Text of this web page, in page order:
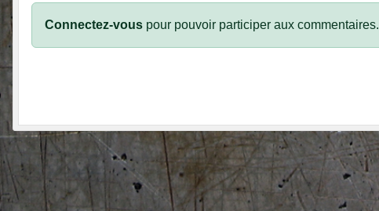
Connectez-vous pour pouvoir participer aux commentaires.